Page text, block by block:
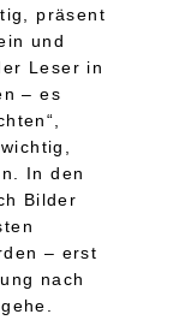
präsent
und
Leser in
– es
In den
Bilder
– erst
nach